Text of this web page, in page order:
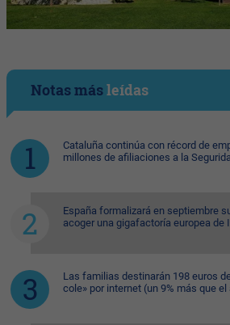
Notas másleídas
Cataluña continúa con récord de
millones de afiliaciones a la
España formalizará en septiembre
acoger una gigafactoría europea de
Las familias destinarán 198 euros
cole» por internet (un 9% más que